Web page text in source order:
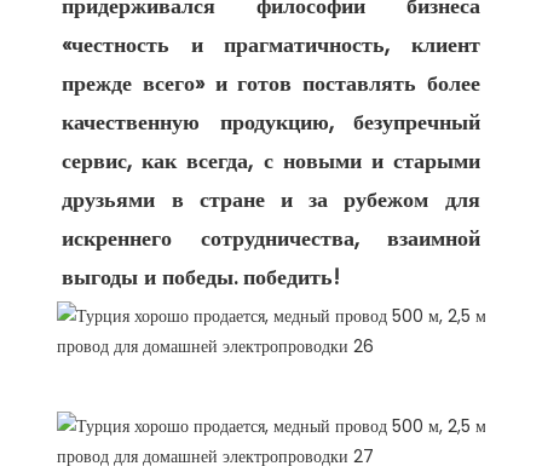
«честность и прагматичность, клиент
прежде всего» и готов поставлять более
качественную продукцию, безупречный
сервис, как всегда, с новыми и старыми
друзьями в стране и за рубежом для
искреннего сотрудничества, взаимной